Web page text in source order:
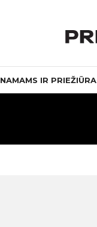
NAMAMS IR PRIEŽIŪRA